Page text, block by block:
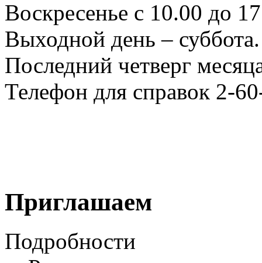
Воскресенье с 10.00 до
Выходной день – суббота.
Последний четверг
Телефон для справок 2-
Приглашаем
Подробности